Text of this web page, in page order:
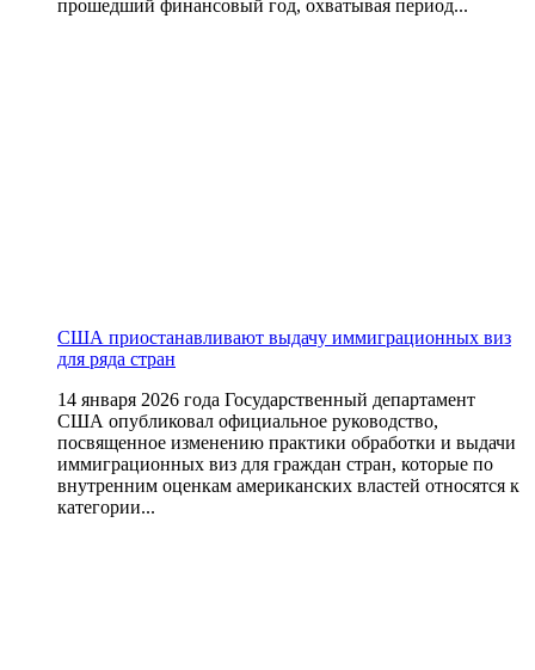
прошедший финансовый год, охватывая период...
США приостанавливают выдачу иммиграционных виз
для ряда стран
14 января 2026 года Государственный департамент
США опубликовал официальное руководство,
посвященное изменению практики обработки и выдачи
иммиграционных виз для граждан стран, которые по
внутренним оценкам американских властей относятся к
категории...